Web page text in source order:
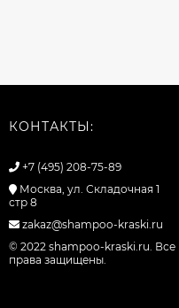
КОНТАКТЫ:
+7 (495) 208-75-89
Москва, ул. Складочная 1
стр 8
zakaz@shampoo-kraski.ru
© 2022 shampoo-kraski.ru. Все
права защищены.